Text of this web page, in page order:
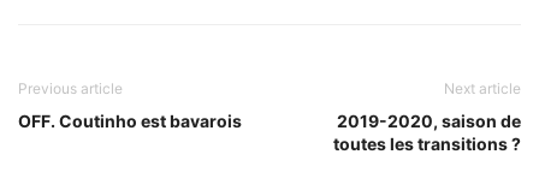
Previous article
OFF. Coutinho est bavarois
Next article
2019-2020, saison de
toutes les transitions ?